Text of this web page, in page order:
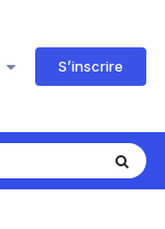
S’inscrire